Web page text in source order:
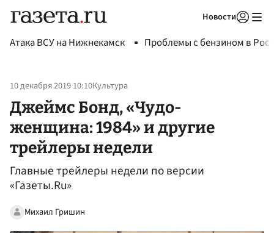
Новости
Атака ВСУ на Нижнекамск Проблемы с бензином в
10 декабря 2019 10:10Культура
Джеймс Бонд, «Чудо-
женщина: 1984» и другие
трейлеры недели
Главные трейлеры недели по версии
«Газеты.Ru»
Михаил Гришин